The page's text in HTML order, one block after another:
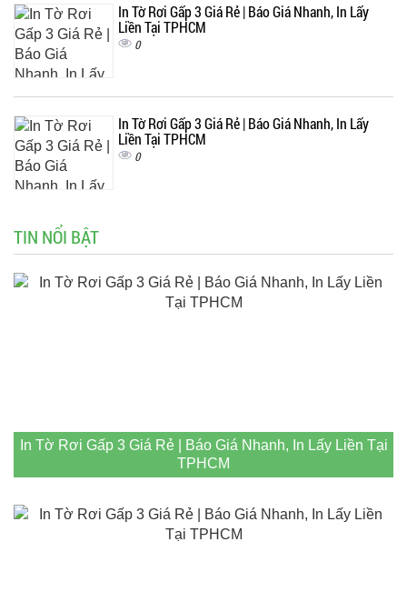
In Tờ Rơi Gấp 3 Giá Rẻ | Báo Giá Nhanh, In Lấy
Liền Tại TPHCM
0
In Tờ Rơi Gấp 3 Giá Rẻ | Báo Giá Nhanh, In Lấy
Liền Tại TPHCM
0
TIN NỔI BẬT
In Tờ Rơi Gấp 3 Giá Rẻ | Báo Giá Nhanh, In Lấy Liền Tại
TPHCM